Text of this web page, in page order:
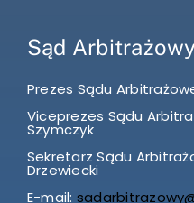
Sąd Arbitrażowy
Prezes Sądu
Viceprezes Sądu
Szymczyk
Sekretarz Sądu
Drzewiecki
E-mail: